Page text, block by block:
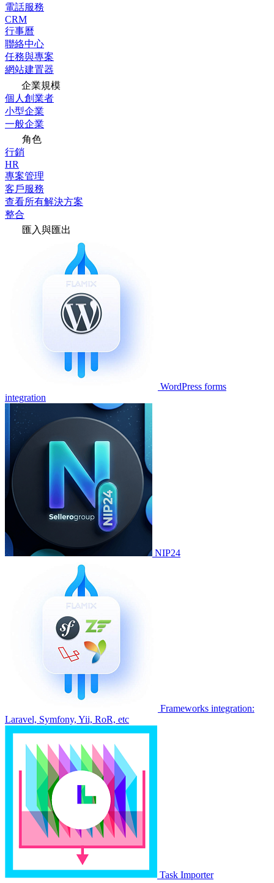
電話服務
CRM
行事曆
聯絡中心
任務與專案
網站建置器
企業規模
個人創業者
小型企業
一般企業
角色
行銷
HR
專案管理
客戶服務
查看所有解決方案
整合
匯入與匯出
WordPress forms
integration
NIP24
Frameworks integration:
Laravel, Symfony, Yii, RoR, etc
Task Importer